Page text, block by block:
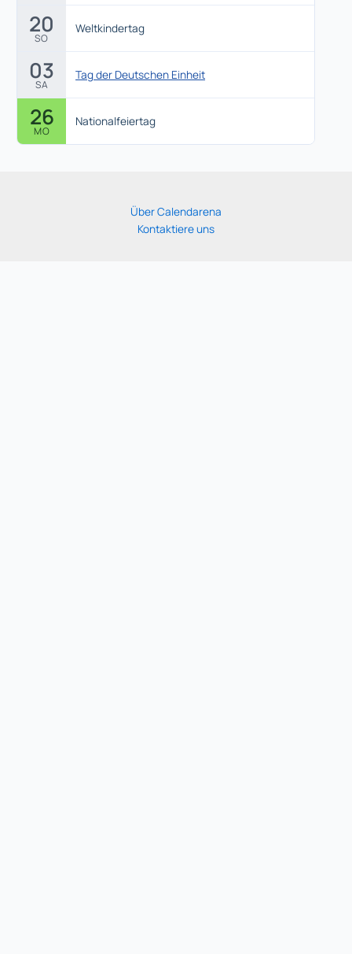
20
SO
Weltkindertag
03
SA
Tag der Deutschen Einheit
26
MO
Nationalfeiertag
Über Calendarena
Kontaktiere uns